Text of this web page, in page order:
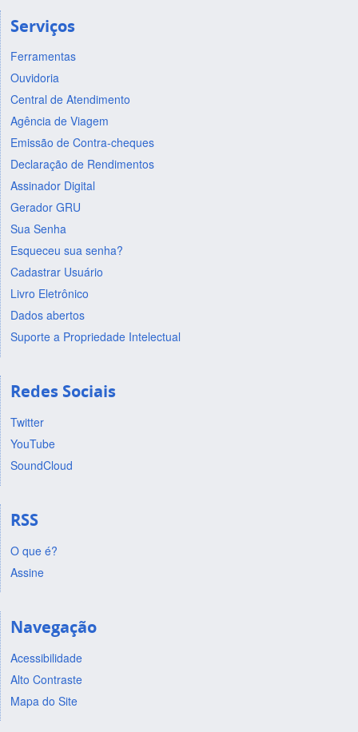
Serviços
Ferramentas
Ouvidoria
Central de Atendimento
Agência de Viagem
Emissão de Contra-cheques
Declaração de Rendimentos
Assinador Digital
Gerador GRU
Sua Senha
Esqueceu sua senha?
Cadastrar Usuário
Livro Eletrônico
Dados abertos
Suporte a Propriedade Intelectual
Redes Sociais
Twitter
YouTube
SoundCloud
RSS
O que é?
Assine
Navegação
Acessibilidade
Alto Contraste
Mapa do Site